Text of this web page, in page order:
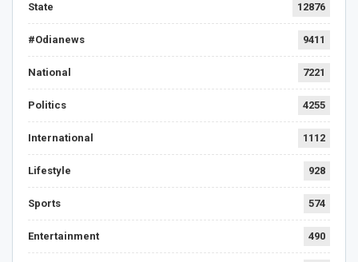
State 12876
#Odianews 9411
National 7221
Politics 4255
International 1112
Lifestyle 928
Sports 574
Entertainment 490